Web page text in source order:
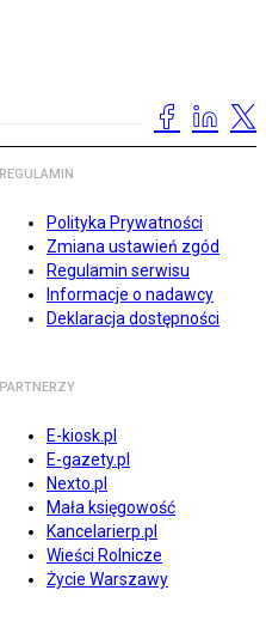
REGULAMIN
Polityka Prywatności
Zmiana ustawień zgód
Regulamin serwisu
Informacje o nadawcy
Deklaracja dostępności
PARTNERZY
E-kiosk.pl
E-gazety.pl
Nexto.pl
Mała księgowość
Kancelarierp.pl
Wieści Rolnicze
Życie Warszawy